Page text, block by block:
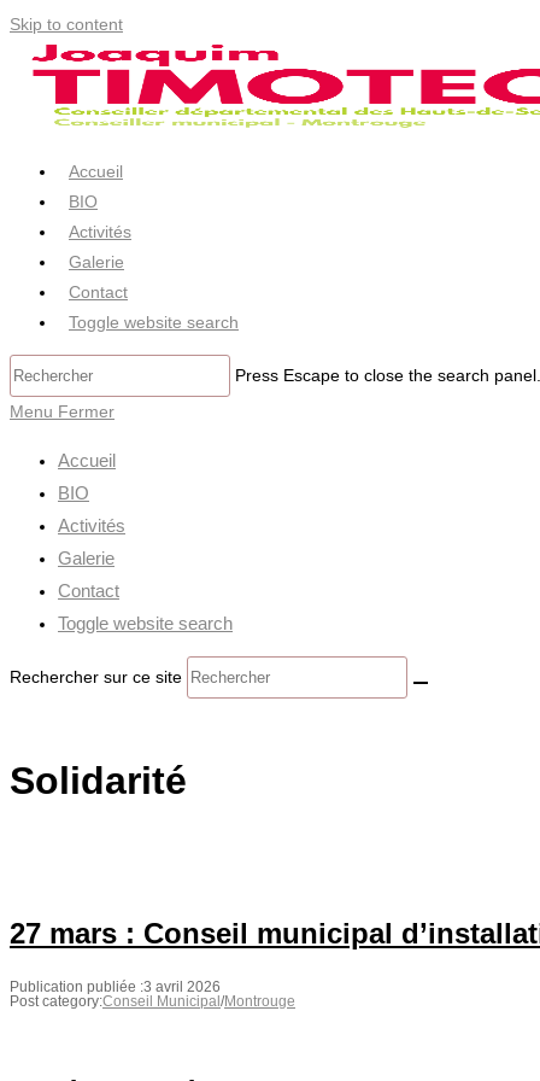
Skip to content
Accueil
BIO
Activités
Galerie
Contact
Toggle website search
Press Escape to close the search panel.
Menu Fermer
Accueil
BIO
Activités
Galerie
Contact
Toggle website search
Rechercher sur ce site
Solidarité
27 mars : Conseil municipal
Publication publiée :3 avril 2026
Post category:Conseil Municipal /Montrouge